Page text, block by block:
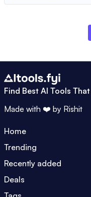
Find Best AI Tools
Made with ❤️ by Rishit
Home
Trending
Recently added
Deals